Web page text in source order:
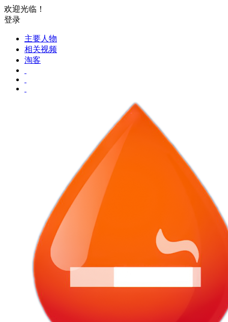
欢迎光临！
登录
主要人物
相关视频
淘客